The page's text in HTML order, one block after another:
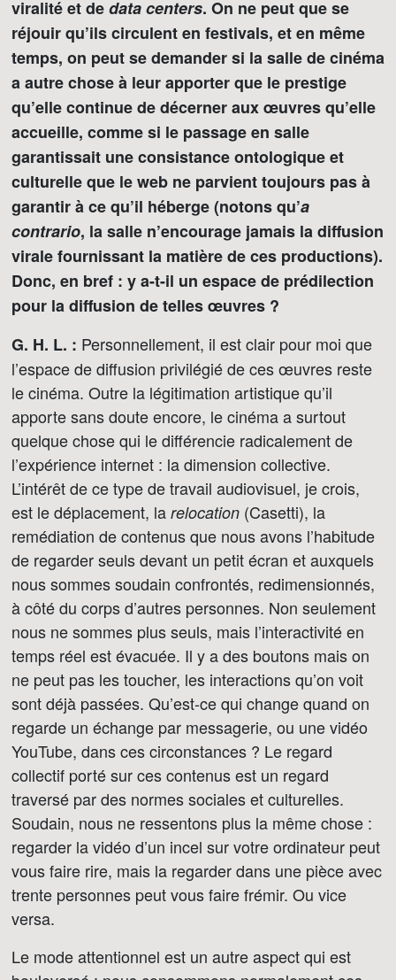
viralité et dedata centers. On ne peut que se
réjouir qu’ils circulent en festivals, et en même
temps, on peut se demander si la salle de cinéma
a autre chose à leur apporter que le prestige
qu’elle continue de décerner aux œuvres qu’elle
accueille, comme si le passage en salle
garantissait une consistance ontologique et
culturelle que le web ne parvient toujours pas à
garantir à ce qu’il héberge (notons qu’a
contrario, la salle n’encourage jamais la diffusion
virale fournissant la matière de ces productions).
Donc, en bref : y a-t-il un espace de prédilection
pour la diffusion de telles œuvres ?
G. H. L. : Personnellement, il est clair pour moi que
l’espace de diffusion privilégié de ces œuvres reste
le cinéma. Outre la légitimation artistique qu’il
apporte sans doute encore, le cinéma a surtout
quelque chose qui le différencie radicalement de
l’expérience internet : la dimension collective.
L’intérêt de ce type de travail audiovisuel, je crois,
est le déplacement, la relocation (Casetti), la
remédiation de contenus que nous avons l’habitude
de regarder seuls devant un petit écran et auxquels
nous sommes soudain confrontés, redimensionnés,
à côté du corps d’autres personnes. Non seulement
nous ne sommes plus seuls, mais l’interactivité en
temps réel est évacuée. Il y a des boutons mais on
ne peut pas les toucher, les interactions qu’on voit
sont déjà passées. Qu’est-ce qui change quand on
regarde un échange par messagerie, ou une vidéo
YouTube, dans ces circonstances ? Le regard
collectif porté sur ces contenus est un regard
traversé par des normes sociales et culturelles.
Soudain, nous ne ressentons plus la même chose :
regarder la vidéo d’un incel sur votre ordinateur peut
vous faire rire, mais la regarder dans une pièce avec
trente personnes peut vous faire frémir. Ou vice
versa.
Le mode attentionnel est un autre aspect qui est